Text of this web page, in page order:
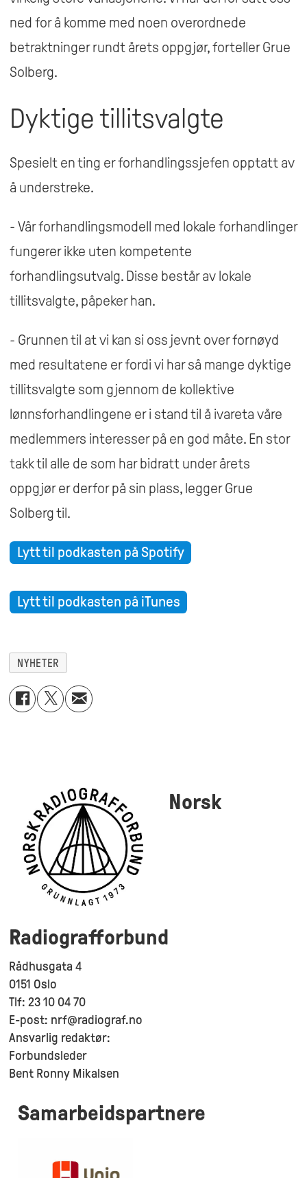
ned for å komme med noen overordnede
betraktninger rundt årets oppgjør, forteller Grue
Solberg.
Dyktige tillitsvalgte
Spesielt en ting er forhandlingssjefen opptatt av
å understreke.
- Vår forhandlingsmodell med lokale forhandlinger
fungerer ikke uten kompetente
forhandlingsutvalg. Disse består av lokale
tillitsvalgte, påpeker han.
- Grunnen til at vi kan si oss jevnt over fornøyd
med resultatene er fordi vi har så mange dyktige
tillitsvalgte som gjennom de kollektive
lønnsforhandlingene er i stand til å ivareta våre
medlemmers interesser på en god måte. En stor
takk til alle de som har bidratt under årets
oppgjør er derfor på sin plass, legger Grue
Solberg til.
Lytt til podkasten på Spotify
Lytt til podkasten på iTunes
NYHETER
Norsk
Radiografforbund
Rådhusgata 4
0151 Oslo
Tlf: 23 10 04 70
E-post: nrf@radiograf.no
Ansvarlig redaktør:
Forbundsleder
Bent Ronny Mikalsen
Samarbeidspartnere